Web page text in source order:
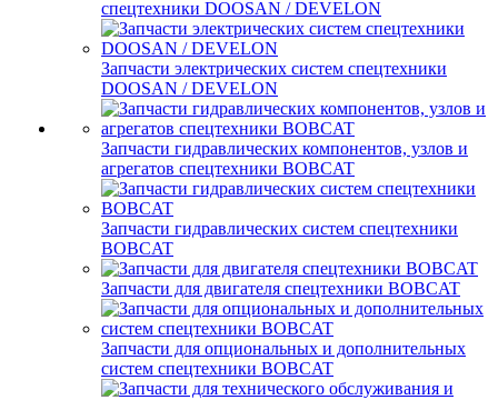
спецтехники DOOSAN / DEVELON
Запчасти электрических систем спецтехники
DOOSAN / DEVELON
Запчасти гидравлических компонентов, узлов и
агрегатов спецтехники BOBCAT
Запчасти гидравлических систем спецтехники
BOBCAT
Запчасти для двигателя спецтехники BOBCAT
Запчасти для опциональных и дополнительных
систем спецтехники BOBCAT